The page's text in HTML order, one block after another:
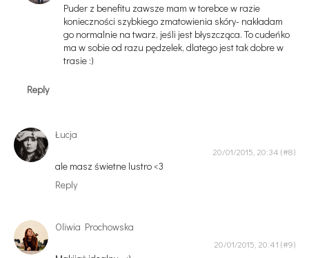
Puder z benefitu zawsze mam w torebce w razie
konieczności szybkiego zmatowienia skóry- nakładam
go normalnie na twarz, jeśli jest błyszcząca. To cudeńko
ma w sobie od razu pędzelek, dlatego jest tak dobre w
trasie :)
Reply
Łucja
20/01/2015, 20:34
ale masz świetne lustro <3
Reply
Oliwia Prochowska
20/01/2015, 20:41